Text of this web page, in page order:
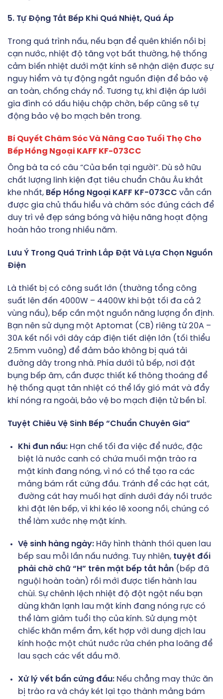
5. Tự Động Tắt Bếp Khi Quá Nhiệt, Quá Áp
Trong quá trình nấu, nếu bạn để quên khiến nồi bị
cạn nước, nhiệt độ tăng vọt bất thường, hệ thống
cảm biến nhiệt dưới mặt kính sẽ nhận diện được sự
nguy hiểm và tự động ngắt nguồn điện để bảo vệ
an toàn, chống cháy nổ. Tương tự, khi điện áp lưới
gia đình có dấu hiệu chập chờn, bếp cũng sẽ tự
động bảo vệ bo mạch bên trong.
Bí Quyết Chăm Sóc Và Nâng Cao Tuổi Thọ Cho
Bếp Hồng Ngoại KAFF KF-073CC
Ông bà ta có câu “Của bền tại người”. Dù sở hữu
chất lượng linh kiện đạt tiêu chuẩn Châu Âu khắt
khe nhất, Bếp Hồng Ngoại KAFF KF-073CC vẫn cần
được gia chủ thấu hiểu và chăm sóc đúng cách để
duy trì vẻ đẹp sáng bóng và hiệu năng hoạt động
hoàn hảo trong nhiều năm.
Lưu Ý Trong Quá Trình Lắp Đặt Và Lựa Chọn Nguồn
Điện
Là thiết bị có công suất lớn (thường tổng công
suất lên đến 4000W – 4400W khi bật tối đa cả 2
vùng nấu), bếp cần một nguồn năng lượng ổn định.
Bạn nên sử dụng một Aptomat (CB) riêng từ 20A –
30A kết nối với dây cáp điện tiết diện lớn (tối thiểu
2.5mm vuông) để đảm bảo không bị quá tải
đường dây trong nhà. Phía dưới tủ bếp, nơi đặt
bụng bếp âm, cần được thiết kế thông thoáng để
hệ thống quạt tản nhiệt có thể lấy gió mát và đẩy
khí nóng ra ngoài, bảo vệ bo mạch điện tử bền bỉ.
Tuyệt Chiêu Vệ Sinh Bếp “Chuẩn Chuyên Gia”
Khi đun nấu:Hạn chế tối đa việc để nước, đặc
biệt là nước canh có chứa muối mặn trào ra
mặt kính đang nóng, vì nó có thể tạo ra các
mảng bám rất cứng đầu. Tránh để các hạt cát,
đường cát hay muối hạt dính dưới đáy nồi trước
khi đặt lên bếp, vì khi kéo lê xoong nồi, chúng có
thể làm xước nhẹ mặt kính.
Vệ sinh hàng ngày:Hãy hình thành thói quen lau
bếp sau mỗi lần nấu nướng. Tuy nhiên, tuyệt đối
phải chờ chữ “H” trên mặt bếp tắt hẳn(bếp đã
nguội hoàn toàn) rồi mới được tiến hành lau
chùi. Sự chênh lệch nhiệt độ đột ngột nếu bạn
dùng khăn lạnh lau mặt kính đang nóng rực có
thể làm giảm tuổi thọ của kính. Sử dụng một
chiếc khăn mềm ẩm, kết hợp với dung dịch lau
kính hoặc một chút nước rửa chén pha loãng để
lau sạch các vết dầu mỡ.
Xử lý vết bẩn cứng đầu:Nếu chẳng may thức ăn
bị trào ra và cháy két lại tạo thành mảng bám